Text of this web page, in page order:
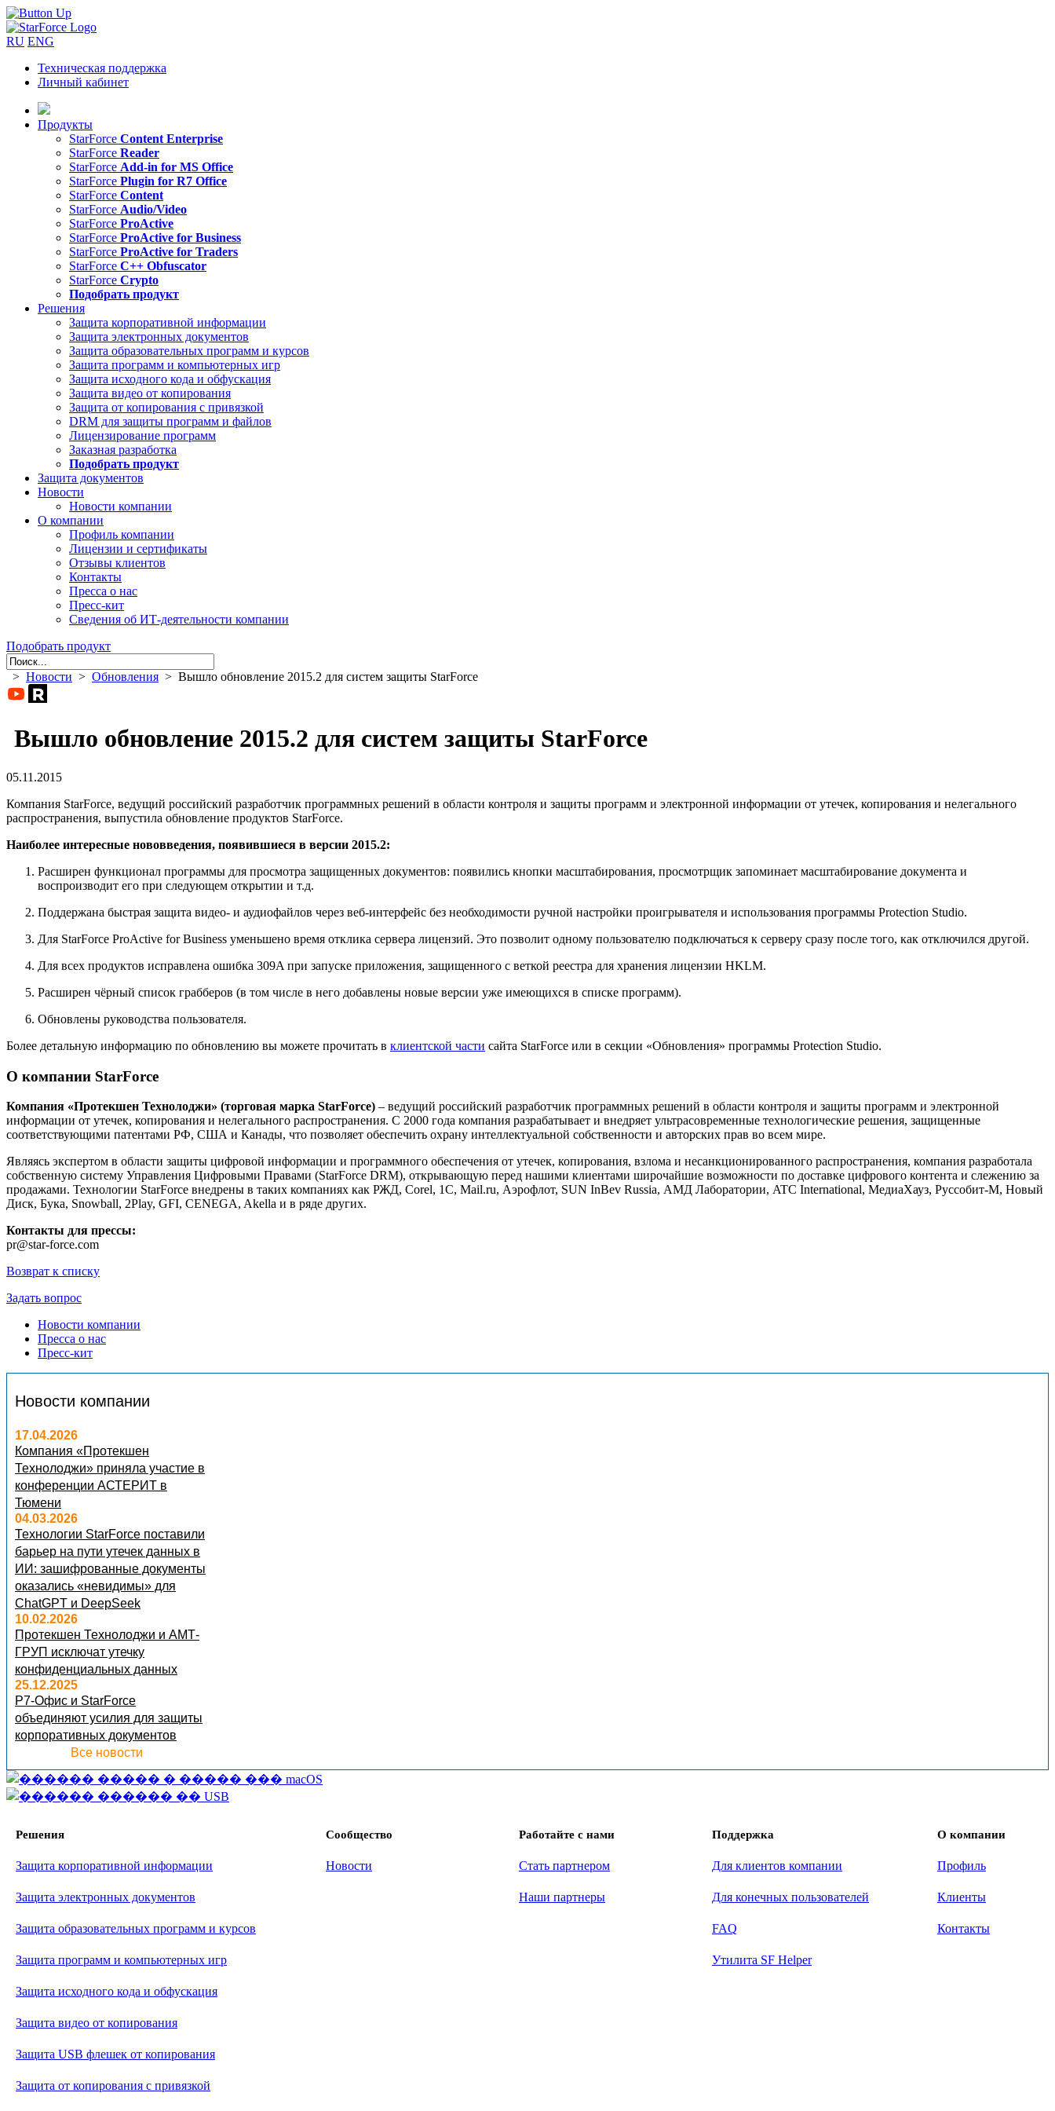
RU ENG
Техническая поддержка
Личный кабинет
Продукты
StarForce Content Enterprise
StarForce Reader
StarForce Add-in for MS Office
StarForce Plugin for R7 Office
StarForce Content
StarForce Audio/Video
StarForce ProActive
StarForce ProActive for Business
StarForce ProActive for Traders
StarForce C++ Obfuscator
StarForce Crypto
Подобрать продукт
Решения
Защита корпоративной информации
Защита электронных документов
Защита образовательных программ и курсов
Защита программ и компьютерных игр
Защита исходного кода и обфускация
Защита видео от копирования
Защита от копирования с привязкой
DRM для защиты программ и файлов
Лицензирование программ
Заказная разработка
Подобрать продукт
Защита документов
Новости
Новости компании
О компании
Профиль компании
Лицензии и сертификаты
Отзывы клиентов
Контакты
Пресса о нас
Пресс-кит
Сведения об ИТ-деятельности компании
Подобрать продукт
> Новости > Обновления > Вышло обновление 2015.2 для систем защиты StarForce
Вышло обновление 2015.2 для систем защиты StarForce
05.11.2015
Компания StarForce, ведущий российский разработчик программных решений в области контроля и защиты программ и электронной информации от утечек, копирования и нелегального
распространения, выпустила обновление продуктов StarForce.
Наиболее интересные нововведения, появившиеся в версии 2015.2:
Расширен функционал программы для просмотра защищенных документов: появились кнопки масштабирования, просмотрщик запоминает масштабирование документа и
воспроизводит его при следующем открытии и т.д.
Поддержана быстрая защита видео- и аудиофайлов через веб-интерфейс без необходимости ручной настройки проигрывателя и использования программы Protection Studio.
Для StarForce ProActive for Business уменьшено время отклика сервера лицензий. Это позволит одному пользователю подключаться к серверу сразу после того, как отключился другой.
Для всех продуктов исправлена ошибка 309A при запуске приложения, защищенного с веткой реестра для хранения лицензии HKLM.
Расширен чёрный список грабберов (в том числе в него добавлены новые версии уже имеющихся в списке программ).
Обновлены руководства пользователя.
Более детальную информацию по обновлению вы можете прочитать в клиентской части сайта StarForce или в секции «Обновления» программы Protection Studio.
О компании StarForce
Компания «Протекшен Технолоджи» (торговая марка StarForce) – ведущий российский разработчик программных решений в области контроля и защиты программ и электронной
информации от утечек, копирования и нелегального распространения. С 2000 года компания разрабатывает и внедряет ультрасовременные технологические решения, защищенные
соответствующими патентами РФ, США и Канады, что позволяет обеспечить охрану интеллектуальной собственности и авторских прав во всем мире.
Являясь экспертом в области защиты цифровой информации и программного обеспечения от утечек, копирования, взлома и несанкционированного распространения, компания разработала
собственную систему Управления Цифровыми Правами (StarForce DRM), открывающую перед нашими клиентами широчайшие возможности по доставке цифрового контента и слежению за
продажами. Технологии StarForce внедрены в таких компаниях как РЖД, Corel, 1С, Mail.ru, Аэрофлот, SUN InBev Russia, АМД Лаборатории, ATC International, МедиаХауз, Руссобит-М, Новый
Диск, Бука, Snowball, 2Play, GFI, CENEGA, Akella и в ряде других.
Контакты для прессы:
pr@star-force.com
Возврат к списку
Задать вопрос
Новости компании
Пресса о нас
Пресс-кит
Новости компании
17.04.2026
Компания «Протекшен
Технолоджи» приняла участие в
конференции АСТЕРИТ в
Тюмени
04.03.2026
Технологии StarForce поставили
барьер на пути утечек данных в
ИИ: зашифрованные документы
оказались «невидимы» для
ChatGPT и DeepSeek
10.02.2026
Протекшен Технолоджи и АМТ-
ГРУП исключат утечку
конфиденциальных данных
25.12.2025
Р7-Офис и StarForce
объединяют усилия для защиты
корпоративных документов
Все новости
Решения Сообщество Работайте с нами Поддержка О компании
Защита корпоративной информации Новости Стать партнером Для клиентов компании Профиль
Защита электронных документов Наши партнеры Для конечных пользователей Клиенты
Защита образовательных программ и курсов FAQ Контакты
Защита программ и компьютерных игр Утилита SF Helper
Защита исходного кода и обфускация
Защита видео от копирования
Защита USB флешек от копирования
Защита от копирования с привязкой